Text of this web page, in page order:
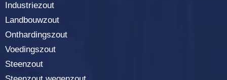
Industriezout
Landbouwzout
Onthardingszout
Voedingszout
Steenzout